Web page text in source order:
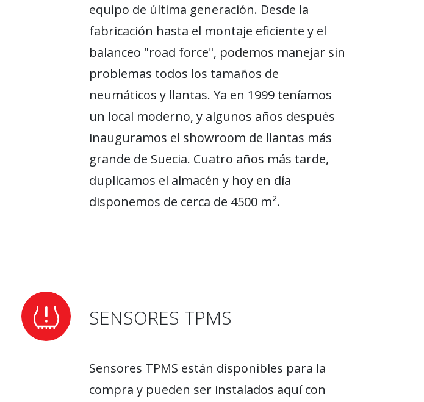
equipo de última generación. Desde la
fabricación hasta el montaje eficiente y el
balanceo "road force", podemos manejar sin
problemas todos los tamaños de
neumáticos y llantas. Ya en 1999 teníamos
un local moderno, y algunos años después
inauguramos el showroom de llantas más
grande de Suecia. Cuatro años más tarde,
duplicamos el almacén y hoy en día
disponemos de cerca de 4500 m².
SENSORES TPMS
Sensores TPMS están disponibles para la
compra y pueden ser instalados aquí con